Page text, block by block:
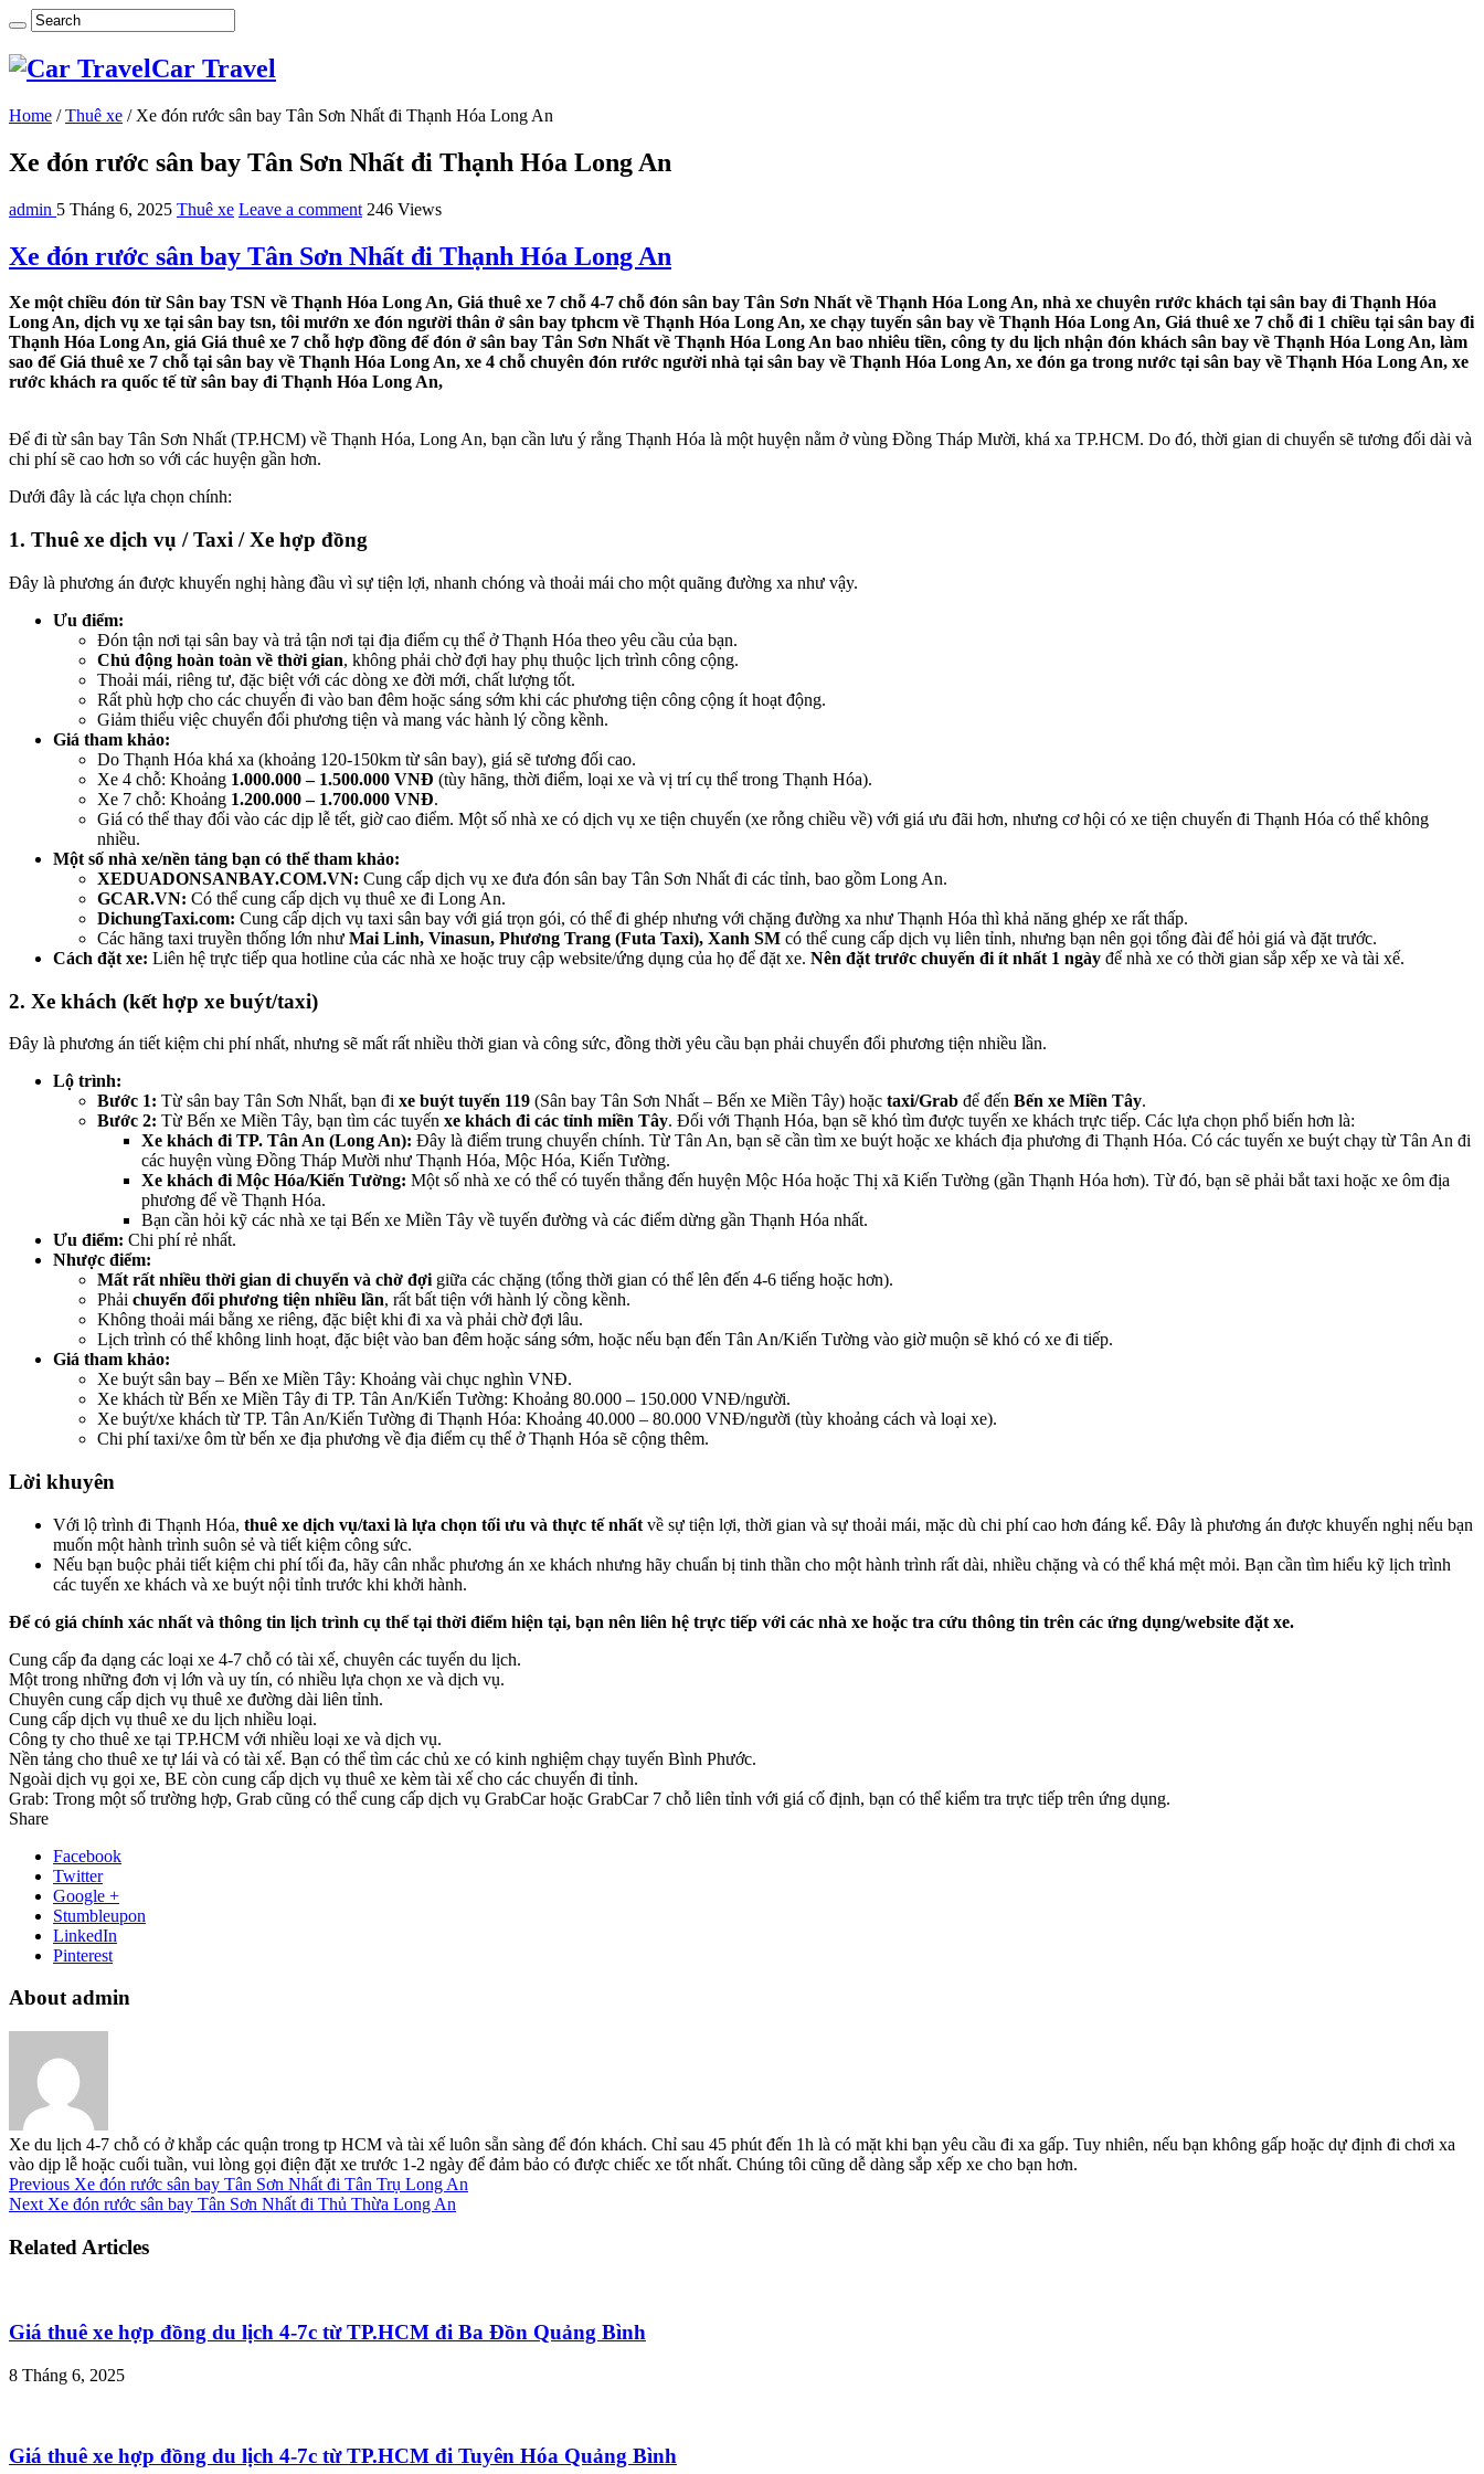
Car Travel
Home / Thuê xe / Xe đón rước sân bay Tân Sơn Nhất đi Thạnh Hóa Long An
Xe đón rước sân bay Tân Sơn Nhất đi Thạnh Hóa Long An
admin 5 Tháng 6, 2025 Thuê xe Leave a comment 246 Views
Xe đón rước sân bay Tân Sơn Nhất đi Thạnh Hóa Long An
Xe một chiều đón từ Sân bay TSN về Thạnh Hóa Long An, Giá thuê xe 7 chỗ 4-7 chỗ đón sân bay Tân Sơn Nhất về Thạnh Hóa Long An, nhà xe chuyên rước khách tại sân bay đi Thạnh Hóa
Long An, dịch vụ xe tại sân bay tsn, tôi mướn xe đón người thân ở sân bay tphcm về Thạnh Hóa Long An, xe chạy tuyến sân bay về Thạnh Hóa Long An, Giá thuê xe 7 chỗ đi 1 chiều tại sân bay đi
Thạnh Hóa Long An, giá Giá thuê xe 7 chỗ hợp đồng để đón ở sân bay Tân Sơn Nhất về Thạnh Hóa Long An bao nhiêu tiền, công ty du lịch nhận đón khách sân bay về Thạnh Hóa Long An, làm
sao để Giá thuê xe 7 chỗ tại sân bay về Thạnh Hóa Long An, xe 4 chỗ chuyên đón rước người nhà tại sân bay về Thạnh Hóa Long An, xe đón ga trong nước tại sân bay về Thạnh Hóa Long An, xe
rước khách ra quốc tế từ sân bay đi Thạnh Hóa Long An,
Để đi từ sân bay Tân Sơn Nhất (TP.HCM) về Thạnh Hóa, Long An, bạn cần lưu ý rằng Thạnh Hóa là một huyện nằm ở vùng Đồng Tháp Mười, khá xa TP.HCM. Do đó, thời gian di chuyển sẽ tương đối dài và
chi phí sẽ cao hơn so với các huyện gần hơn.
Dưới đây là các lựa chọn chính:
1. Thuê xe dịch vụ / Taxi / Xe hợp đồng
Đây là phương án được khuyến nghị hàng đầu vì sự tiện lợi, nhanh chóng và thoải mái cho một quãng đường xa như vậy.
Ưu điểm:
Đón tận nơi tại sân bay và trả tận nơi tại địa điểm cụ thể ở Thạnh Hóa theo yêu cầu của bạn.
Chủ động hoàn toàn về thời gian, không phải chờ đợi hay phụ thuộc lịch trình công cộng.
Thoải mái, riêng tư, đặc biệt với các dòng xe đời mới, chất lượng tốt.
Rất phù hợp cho các chuyến đi vào ban đêm hoặc sáng sớm khi các phương tiện công cộng ít hoạt động.
Giảm thiểu việc chuyển đổi phương tiện và mang vác hành lý cồng kềnh.
Giá tham khảo:
Do Thạnh Hóa khá xa (khoảng 120-150km từ sân bay), giá sẽ tương đối cao.
Xe 4 chỗ: Khoảng 1.000.000 – 1.500.000 VNĐ (tùy hãng, thời điểm, loại xe và vị trí cụ thể trong Thạnh Hóa).
Xe 7 chỗ: Khoảng 1.200.000 – 1.700.000 VNĐ.
Giá có thể thay đổi vào các dịp lễ tết, giờ cao điểm. Một số nhà xe có dịch vụ xe tiện chuyến (xe rỗng chiều về) với giá ưu đãi hơn, nhưng cơ hội có xe tiện chuyến đi Thạnh Hóa có thể không
nhiều.
Một số nhà xe/nền tảng bạn có thể tham khảo:
XEDUADONSANBAY.COM.VN: Cung cấp dịch vụ xe đưa đón sân bay Tân Sơn Nhất đi các tỉnh, bao gồm Long An.
GCAR.VN: Có thể cung cấp dịch vụ thuê xe đi Long An.
DichungTaxi.com: Cung cấp dịch vụ taxi sân bay với giá trọn gói, có thể đi ghép nhưng với chặng đường xa như Thạnh Hóa thì khả năng ghép xe rất thấp.
Các hãng taxi truyền thống lớn như Mai Linh, Vinasun, Phương Trang (Futa Taxi), Xanh SM có thể cung cấp dịch vụ liên tỉnh, nhưng bạn nên gọi tổng đài để hỏi giá và đặt trước.
Cách đặt xe: Liên hệ trực tiếp qua hotline của các nhà xe hoặc truy cập website/ứng dụng của họ để đặt xe. Nên đặt trước chuyến đi ít nhất 1 ngày để nhà xe có thời gian sắp xếp xe và tài xế.
2. Xe khách (kết hợp xe buýt/taxi)
Đây là phương án tiết kiệm chi phí nhất, nhưng sẽ mất rất nhiều thời gian và công sức, đồng thời yêu cầu bạn phải chuyển đổi phương tiện nhiều lần.
Lộ trình:
Bước 1: Từ sân bay Tân Sơn Nhất, bạn đi xe buýt tuyến 119 (Sân bay Tân Sơn Nhất – Bến xe Miền Tây) hoặc taxi/Grab để đến Bến xe Miền Tây.
Bước 2: Từ Bến xe Miền Tây, bạn tìm các tuyến xe khách đi các tỉnh miền Tây. Đối với Thạnh Hóa, bạn sẽ khó tìm được tuyến xe khách trực tiếp. Các lựa chọn phổ biến hơn là:
Xe khách đi TP. Tân An (Long An): Đây là điểm trung chuyển chính. Từ Tân An, bạn sẽ cần tìm xe buýt hoặc xe khách địa phương đi Thạnh Hóa. Có các tuyến xe buýt chạy từ Tân An đi
các huyện vùng Đồng Tháp Mười như Thạnh Hóa, Mộc Hóa, Kiến Tường.
Xe khách đi Mộc Hóa/Kiến Tường: Một số nhà xe có thể có tuyến thẳng đến huyện Mộc Hóa hoặc Thị xã Kiến Tường (gần Thạnh Hóa hơn). Từ đó, bạn sẽ phải bắt taxi hoặc xe ôm địa
phương để về Thạnh Hóa.
Bạn cần hỏi kỹ các nhà xe tại Bến xe Miền Tây về tuyến đường và các điểm dừng gần Thạnh Hóa nhất.
Ưu điểm: Chi phí rẻ nhất.
Nhược điểm:
Mất rất nhiều thời gian di chuyển và chờ đợi giữa các chặng (tổng thời gian có thể lên đến 4-6 tiếng hoặc hơn).
Phải chuyển đổi phương tiện nhiều lần, rất bất tiện với hành lý cồng kềnh.
Không thoải mái bằng xe riêng, đặc biệt khi đi xa và phải chờ đợi lâu.
Lịch trình có thể không linh hoạt, đặc biệt vào ban đêm hoặc sáng sớm, hoặc nếu bạn đến Tân An/Kiến Tường vào giờ muộn sẽ khó có xe đi tiếp.
Giá tham khảo:
Xe buýt sân bay – Bến xe Miền Tây: Khoảng vài chục nghìn VNĐ.
Xe khách từ Bến xe Miền Tây đi TP. Tân An/Kiến Tường: Khoảng 80.000 – 150.000 VNĐ/người.
Xe buýt/xe khách từ TP. Tân An/Kiến Tường đi Thạnh Hóa: Khoảng 40.000 – 80.000 VNĐ/người (tùy khoảng cách và loại xe).
Chi phí taxi/xe ôm từ bến xe địa phương về địa điểm cụ thể ở Thạnh Hóa sẽ cộng thêm.
Lời khuyên
Với lộ trình đi Thạnh Hóa, thuê xe dịch vụ/taxi là lựa chọn tối ưu và thực tế nhất về sự tiện lợi, thời gian và sự thoải mái, mặc dù chi phí cao hơn đáng kể. Đây là phương án được khuyến nghị nếu bạn
muốn một hành trình suôn sẻ và tiết kiệm công sức.
Nếu bạn buộc phải tiết kiệm chi phí tối đa, hãy cân nhắc phương án xe khách nhưng hãy chuẩn bị tinh thần cho một hành trình rất dài, nhiều chặng và có thể khá mệt mỏi. Bạn cần tìm hiểu kỹ lịch trình
các tuyến xe khách và xe buýt nội tỉnh trước khi khởi hành.
Để có giá chính xác nhất và thông tin lịch trình cụ thể tại thời điểm hiện tại, bạn nên liên hệ trực tiếp với các nhà xe hoặc tra cứu thông tin trên các ứng dụng/website đặt xe.
Cung cấp đa dạng các loại xe 4-7 chỗ có tài xế, chuyên các tuyến du lịch.
Một trong những đơn vị lớn và uy tín, có nhiều lựa chọn xe và dịch vụ.
Chuyên cung cấp dịch vụ thuê xe đường dài liên tỉnh.
Cung cấp dịch vụ thuê xe du lịch nhiều loại.
Công ty cho thuê xe tại TP.HCM với nhiều loại xe và dịch vụ.
Nền tảng cho thuê xe tự lái và có tài xế. Bạn có thể tìm các chủ xe có kinh nghiệm chạy tuyến Bình Phước.
Ngoài dịch vụ gọi xe, BE còn cung cấp dịch vụ thuê xe kèm tài xế cho các chuyến đi tỉnh.
Grab: Trong một số trường hợp, Grab cũng có thể cung cấp dịch vụ GrabCar hoặc GrabCar 7 chỗ liên tỉnh với giá cố định, bạn có thể kiểm tra trực tiếp trên ứng dụng.
Share
Facebook
Twitter
Google +
Stumbleupon
LinkedIn
Pinterest
About admin
Xe du lịch 4-7 chỗ có ở khắp các quận trong tp HCM và tài xế luôn sẵn sàng để đón khách. Chỉ sau 45 phút đến 1h là có mặt khi bạn yêu cầu đi xa gấp. Tuy nhiên, nếu bạn không gấp hoặc dự định đi chơi xa
vào dịp lễ hoặc cuối tuần, vui lòng gọi điện đặt xe trước 1-2 ngày để đảm bảo có được chiếc xe tốt nhất. Chúng tôi cũng dễ dàng sắp xếp xe cho bạn hơn.
Previous Xe đón rước sân bay Tân Sơn Nhất đi Tân Trụ Long An
Next Xe đón rước sân bay Tân Sơn Nhất đi Thủ Thừa Long An
Related Articles
Giá thuê xe hợp đồng du lịch 4-7c từ TP.HCM đi Ba Đồn Quảng Bình
8 Tháng 6, 2025
Giá thuê xe hợp đồng du lịch 4-7c từ TP.HCM đi Tuyên Hóa Quảng Bình